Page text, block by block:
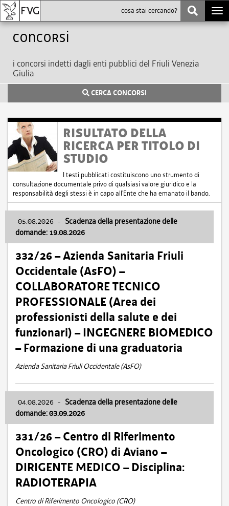
Concorsi
i concorsi indetti dagli enti pubblici del Friuli Venezia
Giulia
CERCA CONCORSI
RISULTATO DELLA
RICERCA PER TITOLO DI
STUDIO
I testi pubblicati costituiscono uno strumento di
consultazione documentale privo di qualsiasi valore giuridico e la
responsabilità degli stessi è in capo all'Ente che ha emanato il bando.
05.08.2026 - Scadenza della presentazione delle
domande: 19.08.2026
332/26 – Azienda Sanitaria Friuli
Occidentale (AsFO) –
COLLABORATORE TECNICO
PROFESSIONALE (Area dei
professionisti della salute e dei
funzionari) – INGEGNERE BIOMEDICO
– Formazione di una graduatoria
Azienda Sanitaria Friuli Occidentale (AsFO)
04.08.2026 - Scadenza della presentazione delle
domande: 03.09.2026
331/26 – Centro di Riferimento
Oncologico (CRO) di Aviano –
DIRIGENTE MEDICO – Disciplina:
RADIOTERAPIA
Centro di Riferimento Oncologico (CRO)